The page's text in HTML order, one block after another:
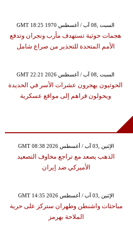
GMT 18:25 1970 السبت ,08 آب / أغسطس
هجمات حوثية تستهدف مأرب ونجران وتدفع
الأمم المتحدة للتحذير من صراع شامل
GMT 22:21 2026 السبت ,08 آب / أغسطس
الحوثيون يهجرون عشرات الأسر في الحديدة
ويحولون قراهم إلى مواقع عسكرية
GMT 08:38 2026 الإثنين ,03 آب / أغسطس
الذهب يصعد مع تراجع مخاوف التصعيد
الأميركي ضد إيران
GMT 14:35 2026 الإثنين ,03 آب / أغسطس
مباحثات واشنطن وطهران ستركز على حرية
الملاحة بهرمز